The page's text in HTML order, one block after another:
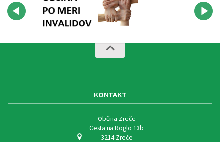
KONTAKT
Občina Zreče
Cesta na Roglo 13b
3214 Zreče